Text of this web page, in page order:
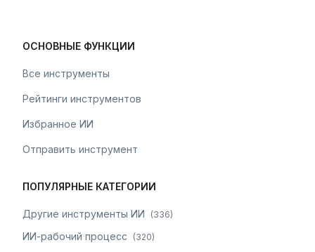
ОСНОВНЫЕ ФУНКЦИИ
Все инструменты
Рейтинги инструментов
Избранное ИИ
Отправить инструмент
ПОПУЛЯРНЫЕ КАТЕГОРИИ
Другие инструменты ИИ (336)
ИИ-рабочий процесс (320)